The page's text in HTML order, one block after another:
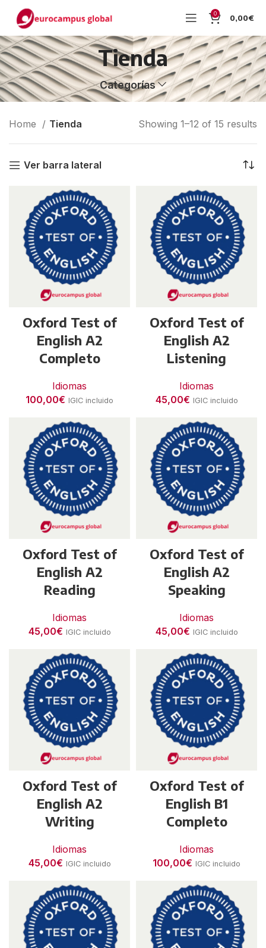
0 0,00€
Tienda
Categorías
Home Tienda Showing 1–12 of 15 results
Ver barra lateral
Oxford Test of
English A2
Completo
Idiomas
100,00€ IGIC incluido
Oxford Test of
English A2
Listening
Idiomas
45,00€ IGIC incluido
Oxford Test of
English A2
Reading
Idiomas
45,00€ IGIC incluido
Oxford Test of
English A2
Speaking
Idiomas
45,00€ IGIC incluido
Oxford Test of
English A2
Writing
Idiomas
45,00€ IGIC incluido
Oxford Test of
English B1
Completo
Idiomas
100,00€ IGIC incluido